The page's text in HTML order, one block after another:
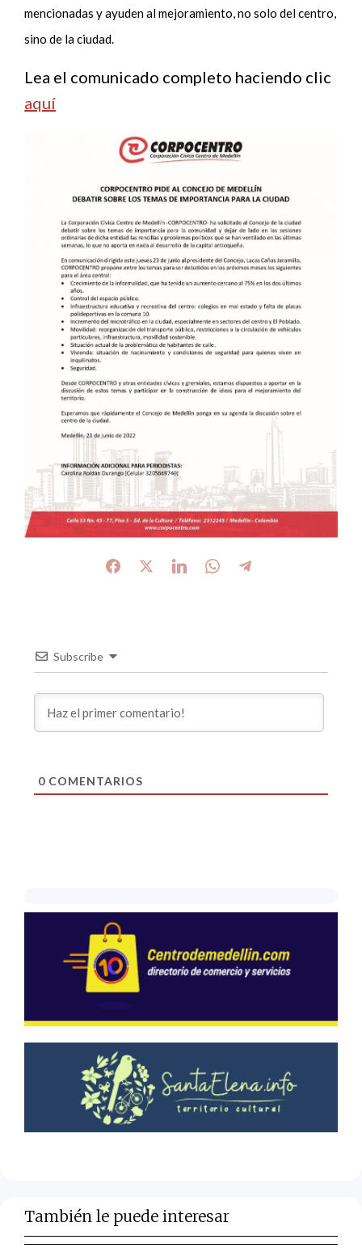
mencionadas y ayuden al mejoramiento, no solo del centro,
sino de la ciudad.
Lea el comunicado completo haciendo clic
aquí
Subscribe
0COMENTARIOS
También le puede interesar